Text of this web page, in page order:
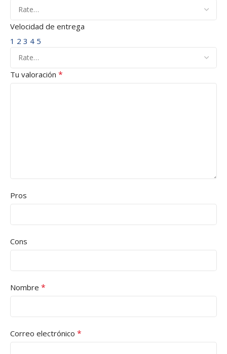
Velocidad de entrega
1 2 3 4 5
Tu valoración *
Pros
Cons
Nombre *
Correo electrónico *